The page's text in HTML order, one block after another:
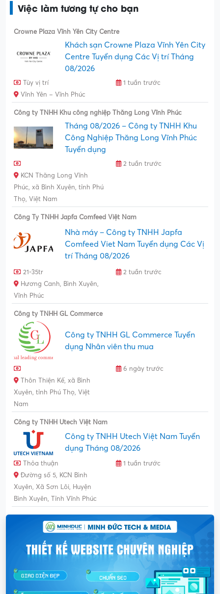
Việc làm tương tự cho bạn
Crowne Plaza Vĩnh Yên City Centre
Khách sạn Crowne Plaza Vĩnh Yên City
Centre Tuyển dụng Các Vị trí Tháng
08/2026
Tùy vị trí
1 tuần trước
Vĩnh Yên – Vĩnh Phúc
Công ty TNHH Khu công nghiệp Thăng Long Vĩnh Phúc
Tháng 08/2026 – Công ty TNHH Khu
Công Nghiệp Thăng Long Vĩnh Phúc
Tuyển dụng
2 tuần trước
KCN Thăng Long Vĩnh
Phúc, xã Bình Xuyên, tỉnh Phú
Thọ, Việt Nam
Công Ty TNHH Japfa Comfeed Việt Nam
Nhà máy – Công ty TNHH Japfa
Comfeed Viet Nam Tuyển dụng Các Vị
trí Tháng 08/2026
21-35tr
2 tuần trước
Hương Canh, Bình Xuyên,
Vĩnh Phúc
Công ty TNHH GL Commerce
Công ty TNHH GL Commerce Tuyển
dụng Nhân viên thu mua
6 ngày trước
Thôn Thiện Kế, xã Bình
Xuyên, tỉnh Phú Thọ, Việt
Nam
Công ty TNHH Utech Việt Nam
Công ty TNHH Utech Việt Nam Tuyển
dụng Tháng 08/2026
Thỏa thuận
1 tuần trước
Đường số 5, KCN Bình
Xuyên, Xã Sơn Lôi, Huyện
Bình Xuyên, Tỉnh Vĩnh Phúc